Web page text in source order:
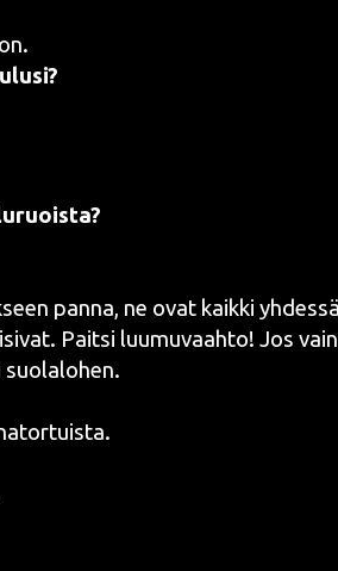
pan­na, ne ovat kaik­ki
Pait­si luu­mu­vaah­to! Jos
suolalohen.
.